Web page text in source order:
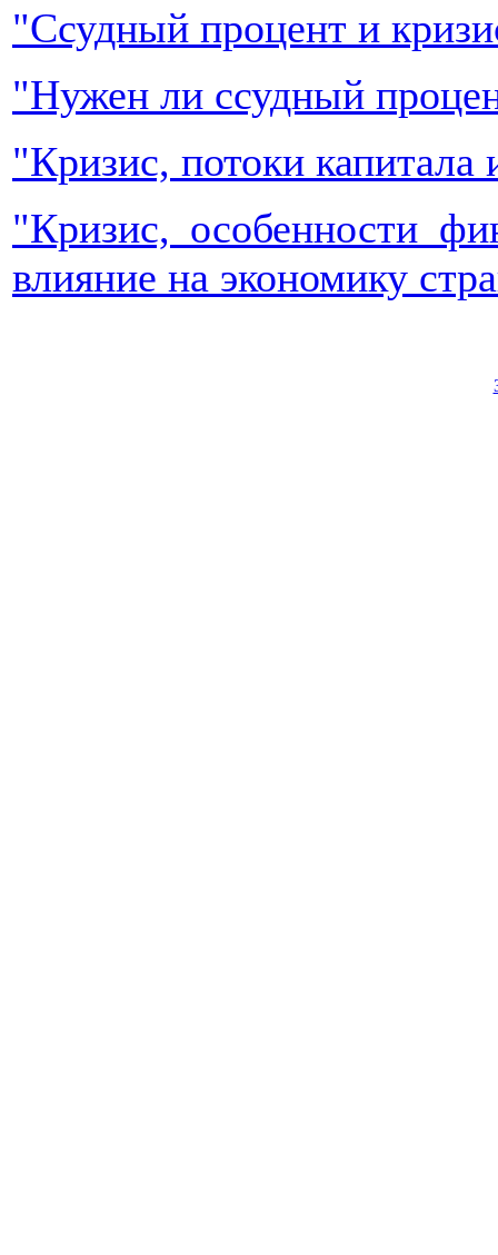
"Ссудный процент и
"Нужен ли ссудный
"Кризис, потоки капитала
"Кризис, особенности
влияние на экономику